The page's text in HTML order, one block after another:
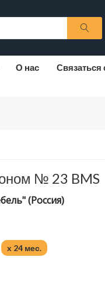
О нас Связаться
№ 23 BMS
(Россия)
x 24 мес.